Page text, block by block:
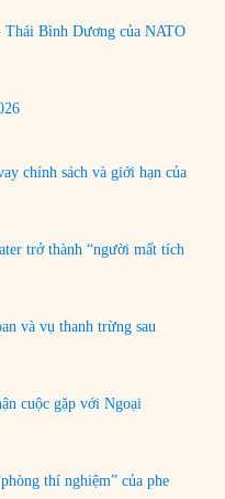
Bình Dương của NATO
chính sách và giới hạn của
trở thành “người mất tích
và vụ thanh trừng sau
cuộc gặp với Ngoại
thí nghiệm” của phe